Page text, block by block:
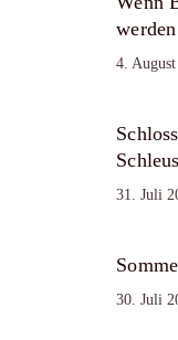
werden
4.
31. Juli
30. Juli